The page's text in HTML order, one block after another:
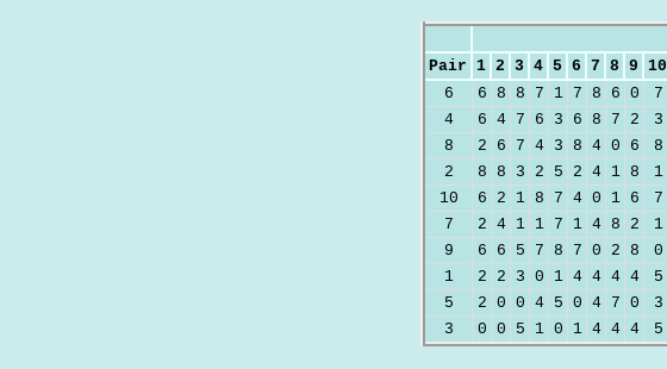
Pair 1 2 3 4 5 6 7 8 9 10
6
6 8 8 7 1 7 8 6 0 7
4
6 4 7 6 3 6 8 7 2 3
8
2 6 7 4 3 8 4 0 6 8
2
8 8 3 2 5 2 4 1 8 1
10
6 2 1 8 7 4 0 1 6 7
7
2 4 1 1 7 1 4 8 2 1
9
6 6 5 7 8 7 0 2 8 0
1
2 2 3 0 1 4 4 4 4 5
5
2 0 0 4 5 0 4 7 0 3
3
0 0 5 1 0 1 4 4 4 5